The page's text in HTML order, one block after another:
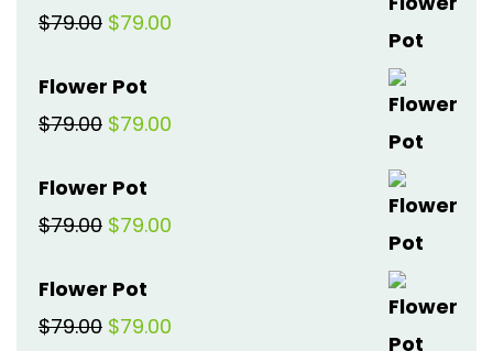
$79.00 Original
was:
$79.00.
$79.00
Flower Pot
$79.00 Original
was:
$79.00.
$79.00
Flower Pot
$79.00 Original
was:
$79.00.
$79.00
Flower Pot
$79.00 Original
$79.00